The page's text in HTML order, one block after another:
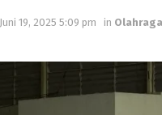
Juni 19, 2025 5:09 pm in Olahraga